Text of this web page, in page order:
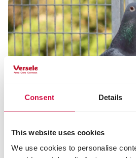
Consent Details
This website uses cookies
We use cookies to personalise
Les avantages des